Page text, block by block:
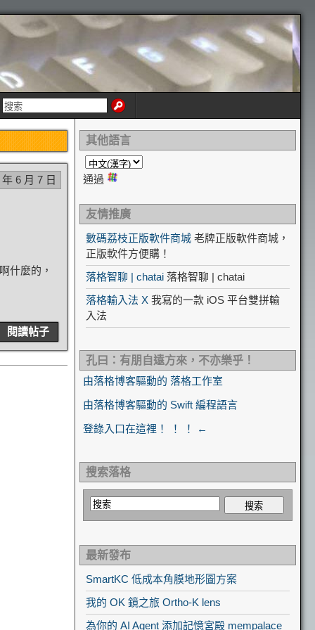
6 月 7 日
什麼的，
閱讀帖子
其他語言
通過
友情推廣
數碼荔枝正版軟件商城 老牌正版軟件商城，
正版軟件方便購！
落格智聊 | chatai 落格智聊 | chatai
落格輸入法 X 我寫的一款 iOS 平台雙拼輸
入法
孔曰：有朋自遠方來，不亦樂乎！
由落格博客驅動的 落格工作室
由落格博客驅動的 Swift 編程語言
登錄入口在這裡！ ！ ！ ←
搜索落格
最新發布
SmartKC 低成本角膜地形圖方案
我的 OK 鏡之旅 Ortho-K lens
為你的 AI Agent 添加記憶宮殿 mempalace